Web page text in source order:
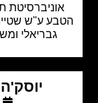
תל אביב
ע"ש שטיינהרדט
גבריאלי ומשפחתה
יוסק'ה